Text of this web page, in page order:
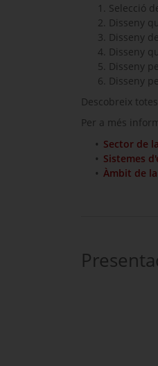
Selecció
Disseny
Disseny
Disseny
Disseny
Disseny
Descobreix
Per a més
Sector de
Sistemes
Àmbit de